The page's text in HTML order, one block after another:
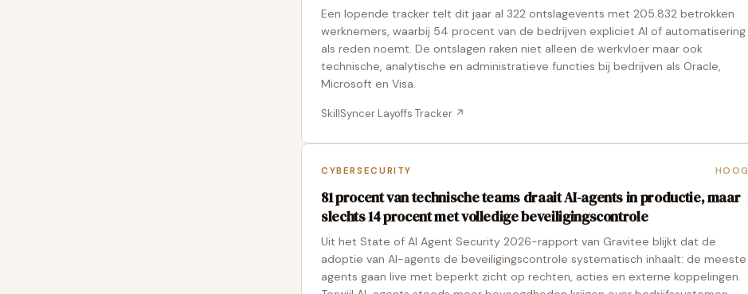
Een lopende tracker telt dit jaar al 322 ontslagevents met 205.832 betrokken
werknemers, waarbij 54 procent van de bedrijven expliciet AI of automatisering
als reden noemt. De ontslagen raken niet alleen de werkvloer maar ook
technische, analytische en administratieve functies bij bedrijven als Oracle,
Microsoft en Visa.
SkillSyncer Layoffs Tracker ↗
CYBERSECURITY HOOG
81 procent van technische teams draait AI-agents in productie, maar
slechts 14 procent met volledige beveiligingscontrole
Uit het State of AI Agent Security 2026-rapport van Gravitee blijkt dat de
adoptie van AI-agents de beveiligingscontrole systematisch inhaalt: de meeste
agents gaan live met beperkt zicht op rechten, acties en externe koppelingen.